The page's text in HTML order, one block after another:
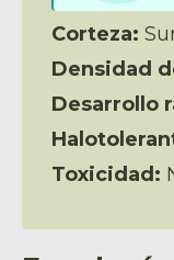
Corteza:
Densidad
Desarrollo
Toxicidad: